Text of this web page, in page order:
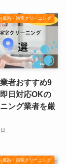
風呂・浴室クリーニング
者おすすめ9
日対応OKの
ング業者を厳
風呂・浴室クリーニング